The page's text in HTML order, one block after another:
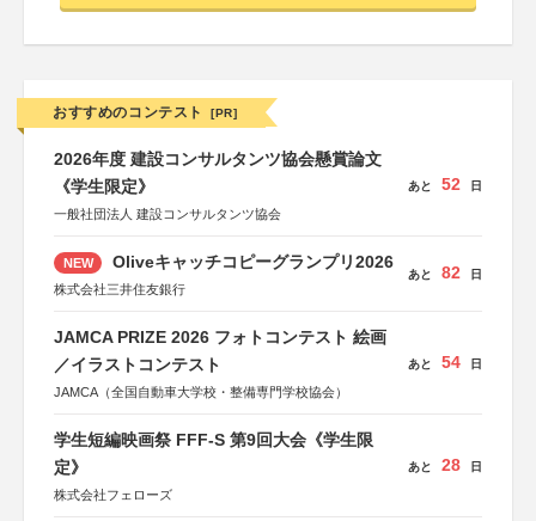
おすすめのコンテスト [PR]
2026年度 建設コンサルタンツ協会懸賞論文
《学生限定》
一般社団法人 建設コンサルタンツ協会
あと 52 日
NEW Oliveキャッチコピーグランプリ2026
株式会社三井住友銀行
あと 82 日
JAMCA PRIZE 2026 フォトコンテスト 絵画
／イラストコンテスト
JAMCA（全国自動車大学校・整備専門学校協会）
あと 54 日
学生短編映画祭 FFF-S 第9回大会《学生限
定》
株式会社フェローズ
あと 28 日